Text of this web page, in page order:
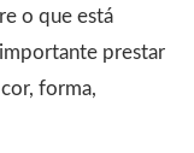
o que está
prestar
forma,